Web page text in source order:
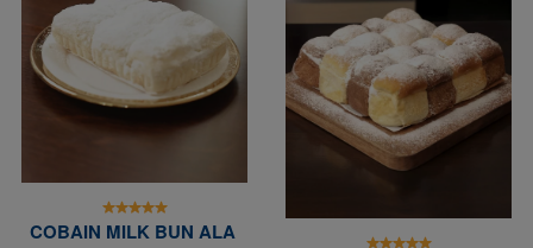
COBAIN MILK BUN ALA